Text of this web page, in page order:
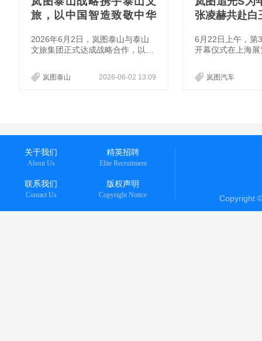
旅，以中国智造致敬中华
2026年6月2日，岚图泰山与泰山
文旅集团正式达成战略合作，以中
文化自信为基、以旗舰实力为翼，
共启“稳如泰山”的文化出行新征途
2026-06-02 13:09
岚图泰山
张凌赫共赴白
6月22日上午，第
开幕仪式在上海
视节“白玉兰青年
汽车将成为本届
岚图汽车
关于我们
About Us
精英招聘
Elite Recruitment
联系我们
Contact Us
版权声明
Copyright Notice Copyright